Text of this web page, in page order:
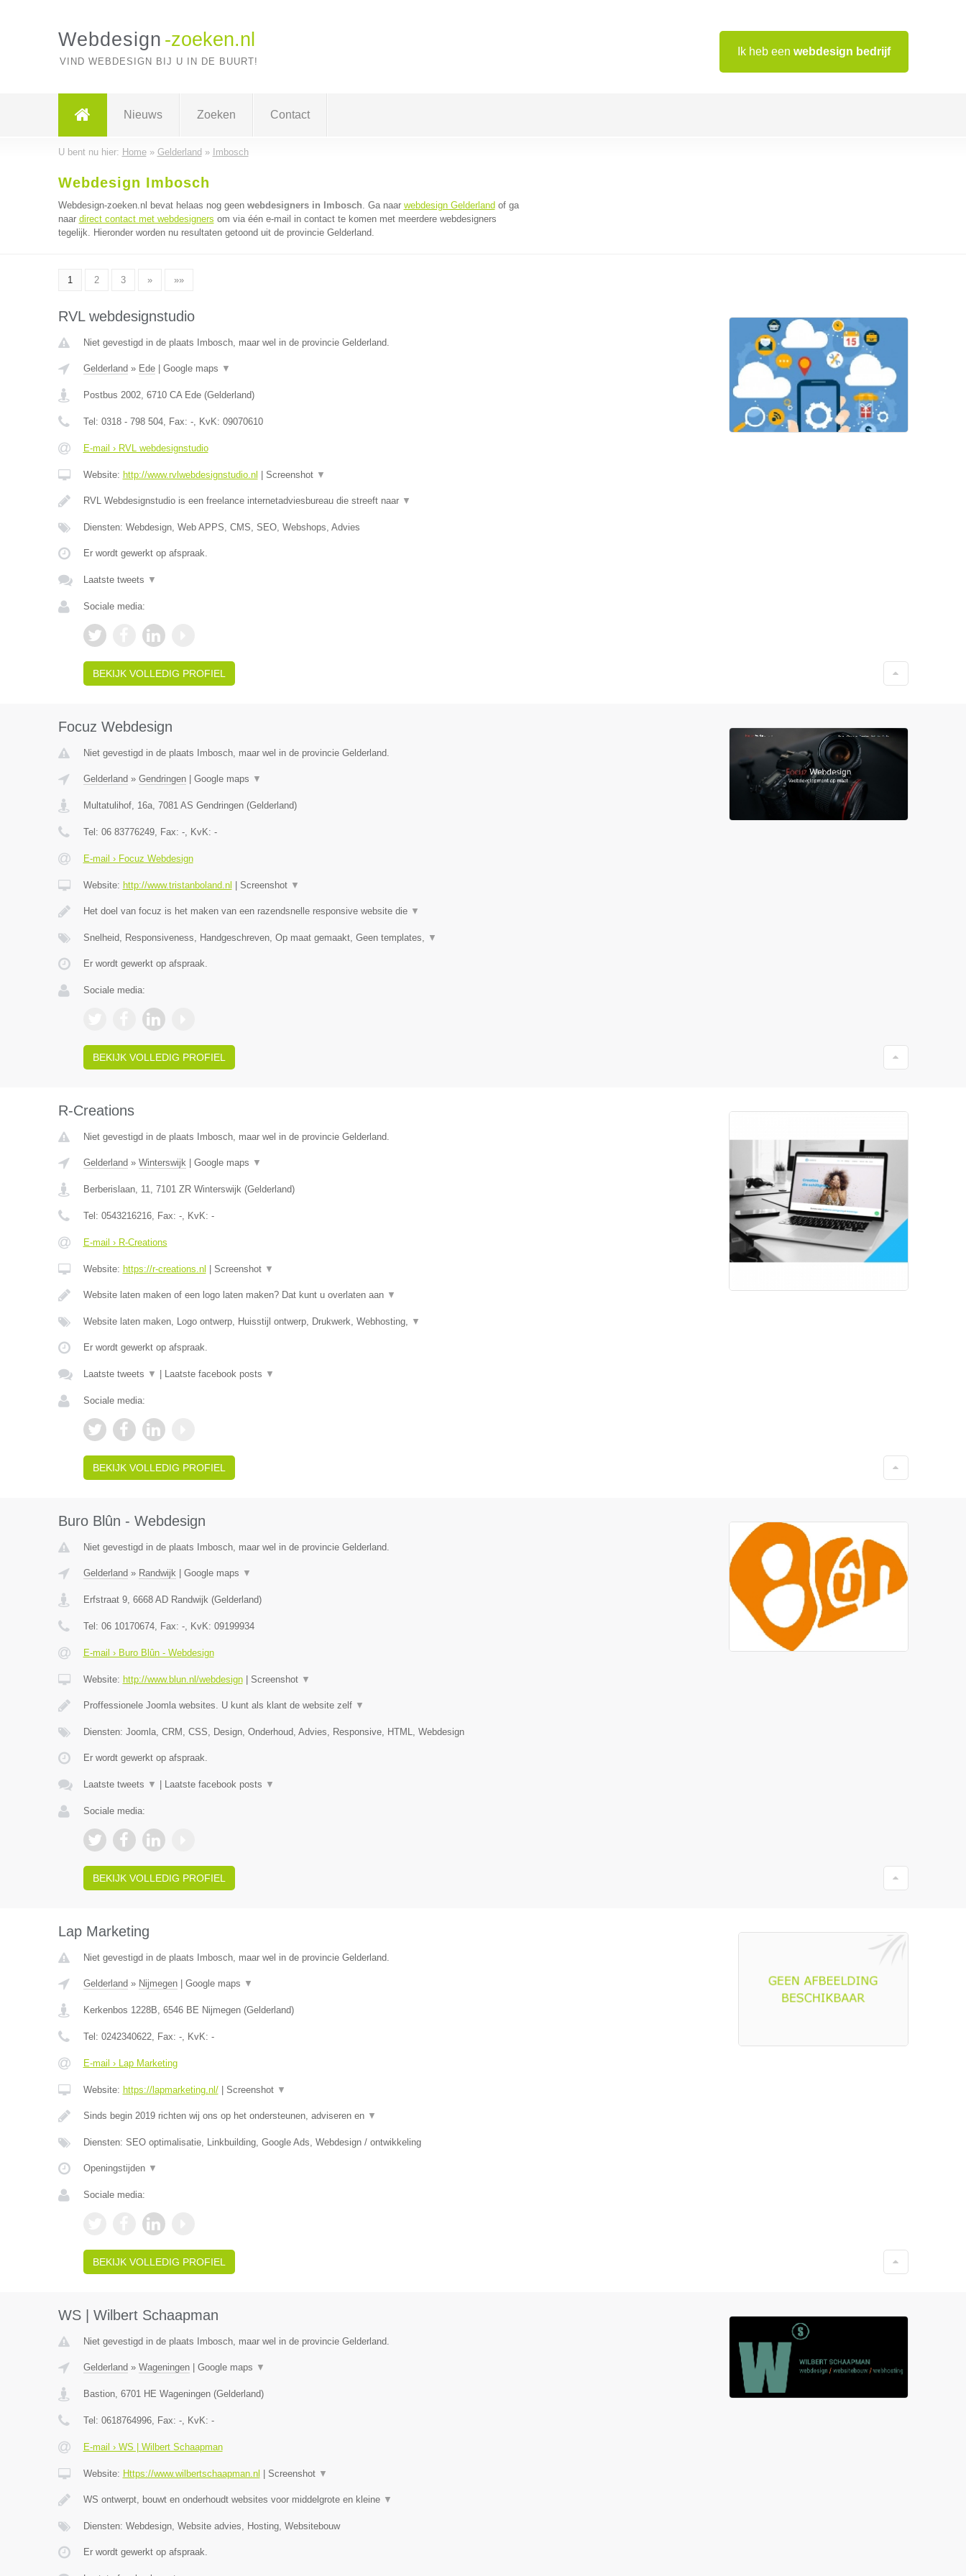
Ik heb een webdesign bedrijf
Webdesign -zoeken.nl
VIND WEBDESIGN BIJ U IN DE BUURT!
Nieuws Zoeken Contact
U bent nu hier: Home» Gelderland » Imbosch
Webdesign Imbosch
Webdesign-zoeken.nl bevat helaas nog geen webdesigners in Imbosch. Ga naar webdesign Gelderland of ga
naar direct contact met webdesigners om via één e-mail in contact te komen met meerdere webdesigners
tegelijk. Hieronder worden nu resultaten getoond uit de provincie Gelderland.
1 2 3 » »»
RVL webdesignstudio
Niet gevestigd in de plaats Imbosch, maar wel in de provincie Gelderland.
Gelderland » Ede| Google maps ▼
Postbus 2002, 6710 CA Ede(Gelderland)
Tel: 0318 - 798 504, Fax: -, KvK: 09070610
E-mail › RVL webdesignstudio
Website: http://www.rvlwebdesignstudio.nl Screenshot ▼
RVL Webdesignstudio is een freelance internetadviesbureau die streeft naar ▼
Diensten: Webdesign, Web APPS, CMS, SEO, Webshops, Advies
Er wordt gewerkt op afspraak.
Laatste tweets ▼
Sociale media:
BEKIJK VOLLEDIG PROFIEL
Focuz Webdesign
Niet gevestigd in de plaats Imbosch, maar wel in de provincie Gelderland.
Gelderland » Gendringen| Google maps ▼
Multatulihof, 16a, 7081 AS Gendringen(Gelderland)
Tel: 06 83776249, Fax: -, KvK: -
E-mail › Focuz Webdesign
Website: http://www.tristanboland.nl Screenshot ▼
Het doel van focuz is het maken van een razendsnelle responsive website die ▼
Snelheid, Responsiveness, Handgeschreven, Op maat gemaakt, Geen templates, ▼
Er wordt gewerkt op afspraak.
Sociale media:
BEKIJK VOLLEDIG PROFIEL
R-Creations
Niet gevestigd in de plaats Imbosch, maar wel in de provincie Gelderland.
Gelderland » Winterswijk| Google maps ▼
Berberislaan, 11, 7101 ZR Winterswijk(Gelderland)
Tel: 0543216216, Fax: -, KvK: -
E-mail › R-Creations
Website: https://r-creations.nl Screenshot ▼
Website laten maken of een logo laten maken? Dat kunt u overlaten aan ▼
Website laten maken, Logo ontwerp, Huisstijl ontwerp, Drukwerk, Webhosting, ▼
Er wordt gewerkt op afspraak.
Laatste tweets ▼ Laatste facebook posts ▼
Sociale media:
BEKIJK VOLLEDIG PROFIEL
Buro Blûn - Webdesign
Niet gevestigd in de plaats Imbosch, maar wel in de provincie Gelderland.
Gelderland » Randwijk| Google maps ▼
Erfstraat 9, 6668 AD Randwijk(Gelderland)
Tel: 06 10170674, Fax: -, KvK: 09199934
E-mail › Buro Blûn - Webdesign
Website: http://www.blun.nl/webdesign| Screenshot ▼
Proffessionele Joomla websites. U kunt als klant de website zelf ▼
Diensten: Joomla, CRM, CSS, Design, Onderhoud, Advies, Responsive, HTML, Webdesign
Er wordt gewerkt op afspraak.
Laatste tweets ▼ Laatste facebook posts ▼
Sociale media:
BEKIJK VOLLEDIG PROFIEL
Lap Marketing
Niet gevestigd in de plaats Imbosch, maar wel in de provincie Gelderland.
Gelderland » Nijmegen| Google maps ▼
Kerkenbos 1228B, 6546 BE Nijmegen(Gelderland)
Tel: 0242340622, Fax: -, KvK: -
E-mail › Lap Marketing
Website: https://lapmarketing.nl/| Screenshot ▼
Sinds begin 2019 richten wij ons op het ondersteunen, adviseren en ▼
Diensten: SEO optimalisatie, Linkbuilding, Google Ads, Webdesign / ontwikkeling
Openingstijden ▼
Sociale media:
BEKIJK VOLLEDIG PROFIEL
WS | Wilbert Schaapman
Niet gevestigd in de plaats Imbosch, maar wel in de provincie Gelderland.
Gelderland » Wageningen| Google maps ▼
Bastion, 6701 HE Wageningen(Gelderland)
Tel: 0618764996, Fax: -, KvK: -
E-mail › WS | Wilbert Schaapman
Website: Https://www.wilbertschaapman.nl Screenshot ▼
WS ontwerpt, bouwt en onderhoudt websites voor middelgrote en kleine ▼
Diensten: Webdesign, Website advies, Hosting, Websitebouw
Er wordt gewerkt op afspraak.